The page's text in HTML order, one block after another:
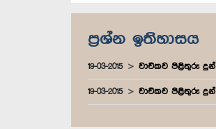
ප්‍රශ්න ඉතිහාසය
19-03-2015 වාචිකව පිළිතුරු දුන්
19-03-2015 වාචිකව පිළිතුරු දුන්